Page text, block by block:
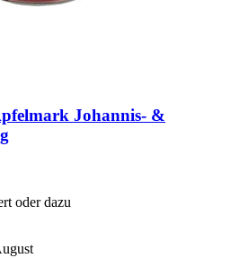
Johannis-​ &
oder dazu